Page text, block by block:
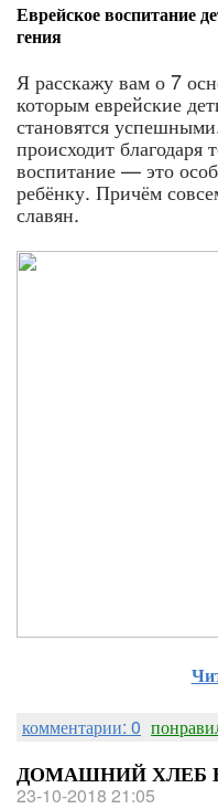
Еврейское воспитание
гения
Я расскажу вам о 7
которым еврейские
становятся
происходит благодаря
воспитание — это
ребёнку. Причём
славян.
комментарии: 0
ДОМАШНИЙ ХЛЕБ
23-10-2018 21:05